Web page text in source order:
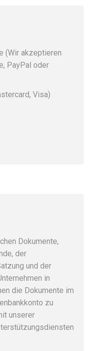
(Wir akzeptieren
PayPal oder
Visa)
Dokumente,
der
und der
in
die Dokumente im
zu
unserer